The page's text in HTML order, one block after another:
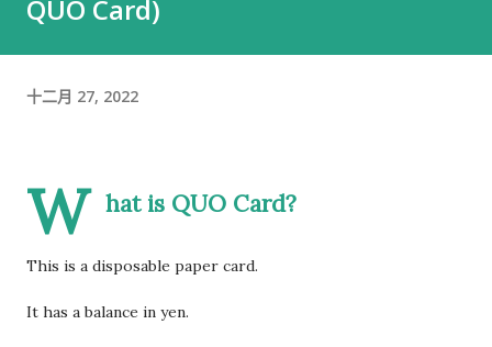
给工作人员，返还手续就结束了。 实际上并不是。 工作人员告诉
的。 这一点如果第一次办理，很容易忽略。 领取新的入札仕様書
完成返还手续后，工作人员把新的入札仕様書交给了我。 就在这
过一次。 因此，我误以为之后领取新的入札仕様書时，就不需要
再携带了。 工作人员告诉我： 資格証明書并不是第一次提交之后
QUO Card)
十二月 27, 2022
W hat is QUO Card?
This is a disposable paper card.
It has a balance in yen.